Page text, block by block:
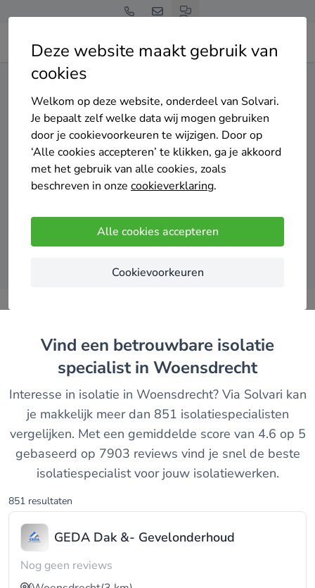
Deze website maakt gebruik van
cookies
Welkom op deze website, onderdeel van Solvari.
Je bepaalt zelf welke data wij mogen gebruiken
door je cookievoorkeuren te wijzigen. Door op
‘Alle cookies accepteren’ te klikken, ga je akkoord
met het gebruik van alle cookies, zoals
beschreven in onze cookieverklaring.
Alle cookies accepteren
Cookievoorkeuren
Home Isolatie
Gratis en vrijblijvend
in Woensdrecht
Vergelijk offertes
Vind een betrouwbare isolatie
specialist in Woensdrecht
Interesse in isolatie in Woensdrecht? Via Solvari kan
je makkelijk meer dan 851 isolatiespecialisten
vergelijken. Met een gemiddelde score van 4.6 op 5
gebaseerd op 7903 reviews vind je snel de beste
isolatiespecialist voor jouw isolatiewerken.
851 resultaten
GEDA Dak &- Gevelonderhoud
Nog geen reviews